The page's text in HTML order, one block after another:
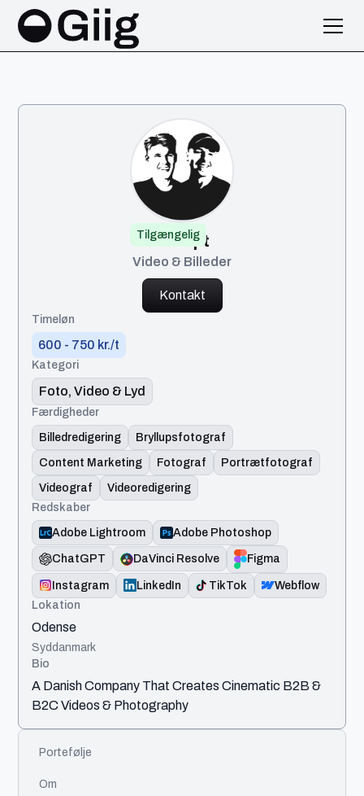
Tilgængelig
Except
Video & Billeder
Kontakt
Timeløn
600 - 750 kr./t
Kategori
Foto, Video & Lyd
Færdigheder
Billedredigering
Bryllupsfotograf
Content Marketing
Fotograf
Portrætfotograf
Videograf
Videoredigering
Redskaber
Adobe Lightroom
Adobe Photoshop
ChatGPT
DaVinci Resolve
Figma
Instagram
LinkedIn TikTok
Webflow
Lokation
Odense
Syddanmark
Bio
A Danish Company That Creates Cinematic B2B &
B2C Videos & Photography
Portefølje
Om